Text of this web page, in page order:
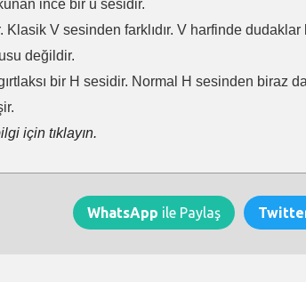
ince bir u sesidir.
Klasik V sesinden farklıdır. V harfinde
değildir.
bir H sesidir. Normal H sesinden biraz
için tıklayın.
WhatsApp ile Paylaş